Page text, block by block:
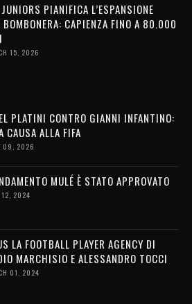
PIANIFICA L’ESPANSIONE
BOMBONERA: CAPIENZA FINO A 80.000
15, 2026
PLATINI CONTRO GIANNI INFANTINO:
CAUSA ALLA FIFA
09, 2026
MULÉ È STATO APPROVATO
12, 2024
LA FOOTBALL PLAYER AGENCY DI
MARCHISIO E ALESSANDRO TOCCI
01, 2024